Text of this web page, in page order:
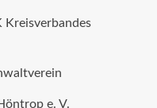
Kreisverbandes
e. V.